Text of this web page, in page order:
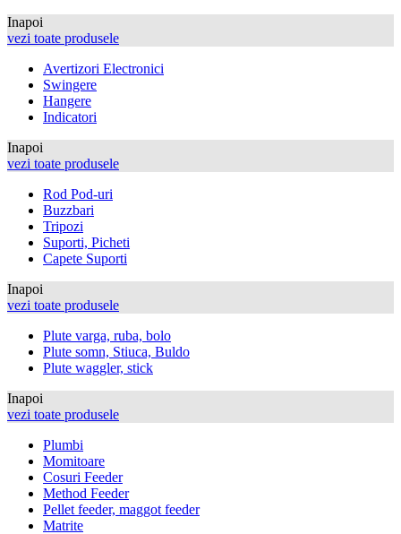
Inapoi
vezi toate produsele
Avertizori Electronici
Swingere
Hangere
Indicatori
Inapoi
vezi toate produsele
Rod Pod-uri
Buzzbari
Tripozi
Suporti, Picheti
Capete Suporti
Inapoi
vezi toate produsele
Plute varga, ruba, bolo
Plute somn, Stiuca, Buldo
Plute waggler, stick
Inapoi
vezi toate produsele
Plumbi
Momitoare
Cosuri Feeder
Method Feeder
Pellet feeder, maggot feeder
Matrite